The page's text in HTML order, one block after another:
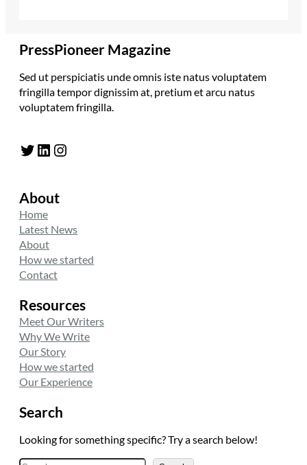
PressPioneer Magazine
Sed ut perspiciatis unde omnis iste natus voluptatem
fringilla tempor dignissim at, pretium et arcu natus
voluptatem fringilla.
Twitter LinkedIn Instagram
About
Home
Latest News
About
How we started
Contact
Resources
Meet Our Writers
Why We Write
Our Story
How we started
Our Experience
Search
Looking for something specific? Try a search below!